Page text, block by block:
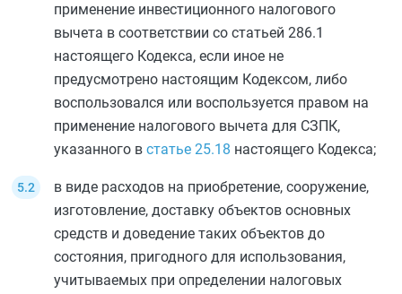
применение инвестиционного налогового
вычета в соответствии со статьей 286.1
настоящего Кодекса, если иное не
предусмотрено настоящим Кодексом, либо
воспользовался или воспользуется правом на
применение налогового вычета для СЗПК,
указанного в статье 25.18 настоящего Кодекса;
в виде расходов на приобретение, сооружение,
изготовление, доставку объектов основных
средств и доведение таких объектов до
состояния, пригодного для использования,
учитываемых при определении налоговых